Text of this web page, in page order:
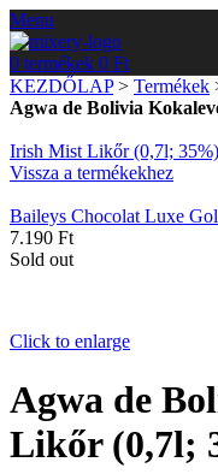
Menu
0 termékek 0 Ft
KEZDŐLAP> Termékek
Agwa de Bolivia
Irish Mist Likőr (0,7l; 35%)
Vissza a termékekhez
Baileys Chocolat Luxe
7.190 Ft
Sold out
Click to enlarge
Agwa de
Likőr (0,7l;